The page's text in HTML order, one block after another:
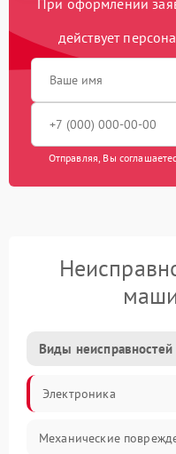
При оформлении
действует
Отправляя, Вы
Виды неисправностей
Электроника
Механические